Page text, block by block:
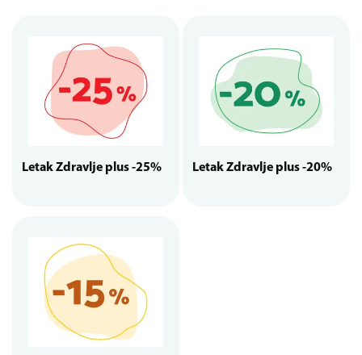
Letak Zdravlje plus -25% Letak Zdravlje plus -20%